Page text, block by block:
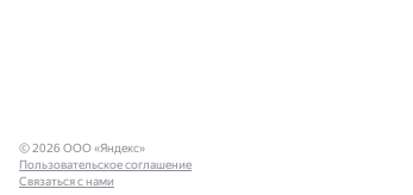
© 2026 ООО «Яндекс»
Пользовательское соглашение
Связаться с нами